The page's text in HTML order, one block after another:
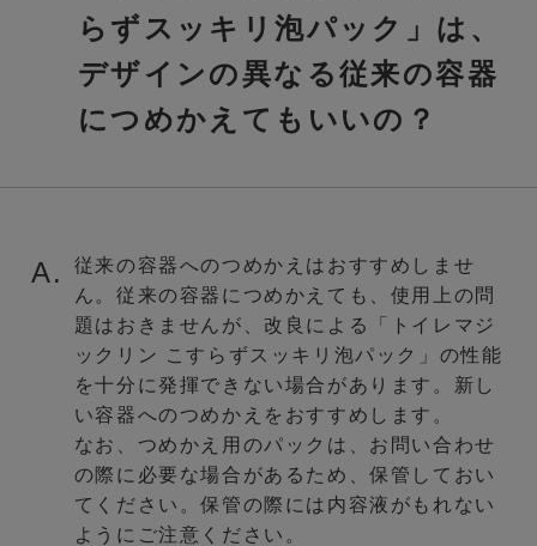
らずスッキリ泡パック」は、
デザインの異なる従来の容器
につめかえてもいいの？
A.
従来の容器へのつめかえはおすすめしませ
ん。従来の容器につめかえても、使用上の問
題はおきませんが、改良による「トイレマジ
ックリン こすらずスッキリ泡パック」の性能
を十分に発揮できない場合があります。新し
い容器へのつめかえをおすすめします。
なお、つめかえ用のパックは、お問い合わせ
の際に必要な場合があるため、保管しておい
てください。保管の際には内容液がもれない
ようにご注意ください。